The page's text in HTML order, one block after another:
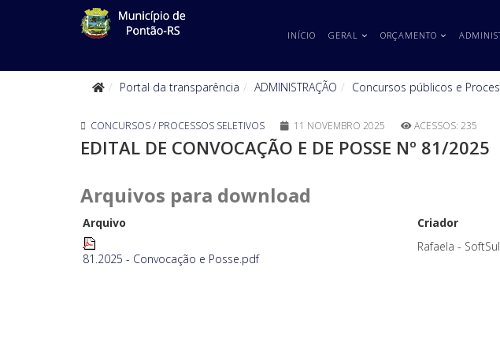
INÍCIO GERAL ORÇAMENTO
Portal da transparência ADMINISTRAÇÃO Concursos públicos e
CONCURSOS / PROCESSOS SELETIVOS 11 NOVEMBRO 2025 ACESSOS: 235
EDITAL DE CONVOCAÇÃO E DE POSSE Nº 81/2025
Arquivos para download
Arquivo Criador
81.2025 - Convocação e Posse.pdf
Rafaela - SoftSul